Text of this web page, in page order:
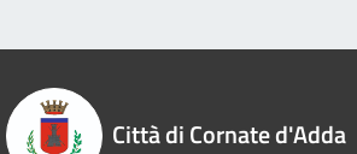
Città di Cornate d'Adda